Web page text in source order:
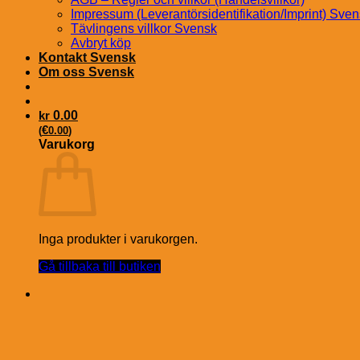
Impressum (Leverantörsidentifikation/Imprint)
Tävlingens villkor Svensk
Avbryt köp
Kontakt Svensk
Om oss Svensk
kr 0.00
(€0.00)
Varukorg
Inga produkter i varukorgen.
Gå tillbaka till butiken